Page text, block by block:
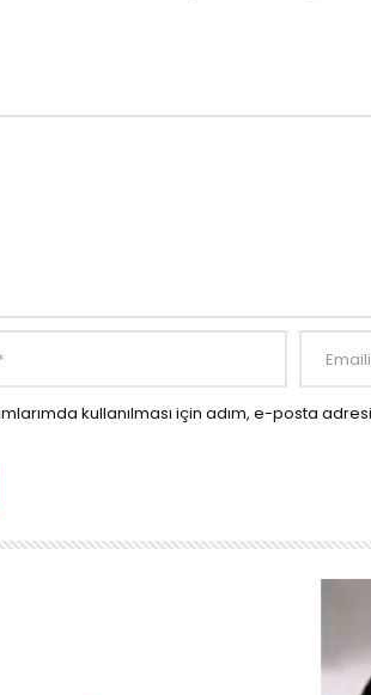
kullanılması için adım, e-posta